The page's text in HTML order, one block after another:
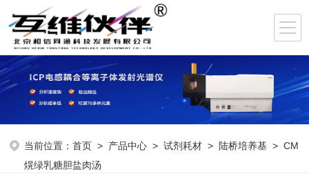
当前位置：首页 > 产品中心 >试剂耗材 > 陆桥培养基 > CM
熀绿乳糖胆盐肉汤